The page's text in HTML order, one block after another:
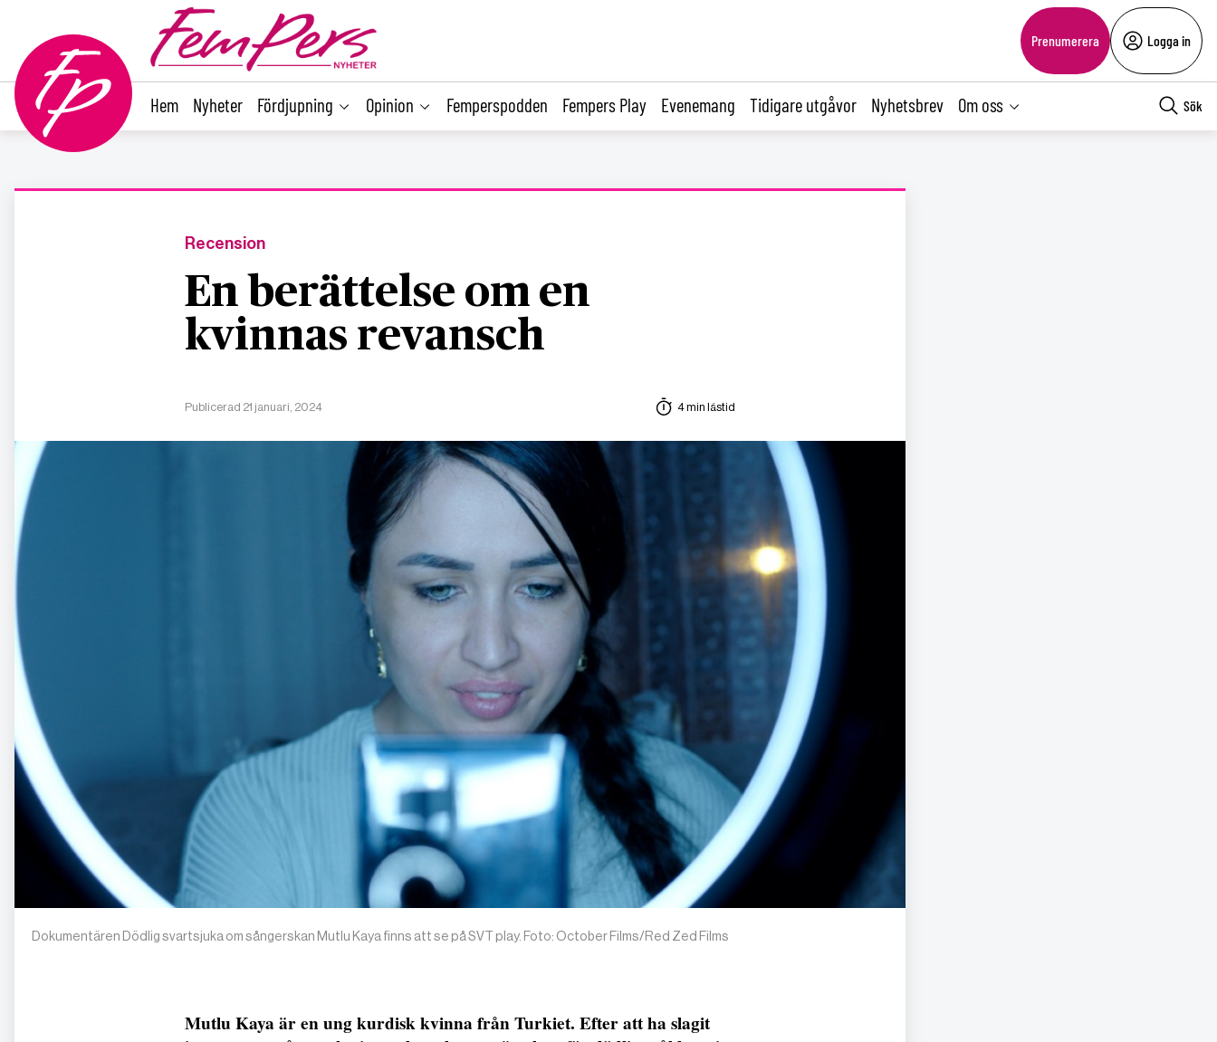
Prenumerera Logga in
Hem Nyheter Fördjupning Opinion Femperspodden Fempers Play Evenemang Tidigare utgåvor Nyhetsbrev Om oss Sök
Recension
En berättelse om en
kvinnas revansch
Publicerad 21 januari, 2024 4 min lästid
Dokumentären Dödlig svartsjuka om sångerskan Mutlu Kaya finns att se på SVT play. Foto: October Films/Red Zed Films
Mutlu Kaya är en ung kurdisk kvinna från Turkiet. Efter att ha slagit